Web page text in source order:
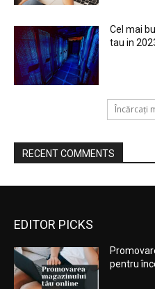
Cel mai
tau in
Încărcați
RECENT COMMENTS
EDITOR PICKS
pentru